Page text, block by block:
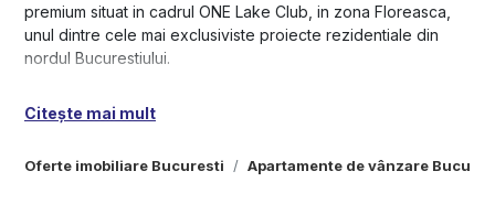
Oferte imobiliare Bucuresti Apartamente de vânzare
premium situat in cadrul ONE Lake Club, in zona Floreasca,
unul dintre cele mai exclusiviste proiecte rezidentiale din
nordul Bucurestiului.
suprafata utila de 52 mp si o suprafata totala de 62 mp
sunt bine proportionate, ideale pentru locuire moderna sau
Citește mai mult